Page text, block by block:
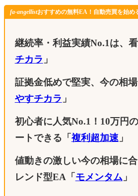
fa-angellistおすすめの無料EA！自動売買を始め
継続率・利益実績No.1は、
チカラ 」
証拠金低めで堅実、今の相場
やすチカラ 」
初心者に人気No.1！10万円
ートできる「 複利超加速 」
値動きの激しい今の相場に
レンド型EA「 モメンタム」